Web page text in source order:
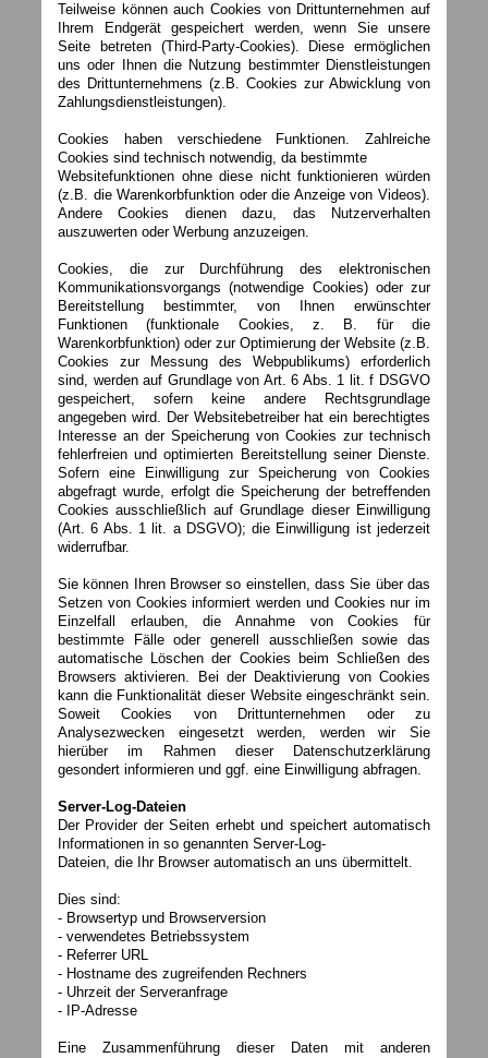
Teilweise können auch Cookies von Drittunternehmen auf
Ihrem Endgerät gespeichert werden, wenn Sie unsere
Seite betreten (Third-Party-Cookies). Diese ermöglichen
uns oder Ihnen die Nutzung bestimmter Dienstleistungen
des Drittunternehmens (z.B. Cookies zur Abwicklung von
Zahlungsdienstleistungen).
Cookies haben verschiedene Funktionen. Zahlreiche
Cookies sind technisch notwendig, da bestimmte
Websitefunktionen ohne diese nicht funktionieren würden
(z.B. die Warenkorbfunktion oder die Anzeige von Videos).
Andere Cookies dienen dazu, das Nutzerverhalten
auszuwerten oder Werbung anzuzeigen.
Cookies, die zur Durchführung des elektronischen
Kommunikationsvorgangs (notwendige Cookies) oder zur
Bereitstellung bestimmter, von Ihnen erwünschter
Funktionen (funktionale Cookies, z. B. für die
Warenkorbfunktion) oder zur Optimierung der Website (z.B.
Cookies zur Messung des Webpublikums) erforderlich
sind, werden auf Grundlage von Art. 6 Abs. 1 lit. f DSGVO
gespeichert, sofern keine andere Rechtsgrundlage
angegeben wird. Der Websitebetreiber hat ein berechtigtes
Interesse an der Speicherung von Cookies zur technisch
fehlerfreien und optimierten Bereitstellung seiner Dienste.
Sofern eine Einwilligung zur Speicherung von Cookies
abgefragt wurde, erfolgt die Speicherung der betreffenden
Cookies ausschließlich auf Grundlage dieser Einwilligung
(Art. 6 Abs. 1 lit. a DSGVO); die Einwilligung ist jederzeit
widerrufbar.
Sie können Ihren Browser so einstellen, dass Sie über das
Setzen von Cookies informiert werden und Cookies nur im
Einzelfall erlauben, die Annahme von Cookies für
bestimmte Fälle oder generell ausschließen sowie das
automatische Löschen der Cookies beim Schließen des
Browsers aktivieren. Bei der Deaktivierung von Cookies
kann die Funktionalität dieser Website eingeschränkt sein.
Soweit Cookies von Drittunternehmen oder zu
Analysezwecken eingesetzt werden, werden wir Sie
hierüber im Rahmen dieser Datenschutzerklärung
gesondert informieren und ggf. eine Einwilligung abfragen.
Server-Log-Dateien
Der Provider der Seiten erhebt und speichert automatisch
Informationen in so genannten Server-Log-
Dateien, die Ihr Browser automatisch an uns übermittelt.
Dies sind:
- Browsertyp und Browserversion
- verwendetes Betriebssystem
- Referrer URL
- Hostname des zugreifenden Rechners
- Uhrzeit der Serveranfrage
- IP-Adresse
Eine Zusammenführung dieser Daten mit anderen